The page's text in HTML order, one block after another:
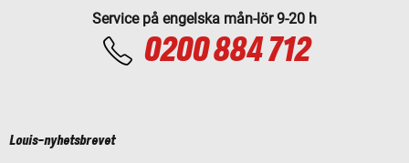
Service på engelska mån-lör 9-20 h
0200 884 712
Louis-nyhetsbrevet